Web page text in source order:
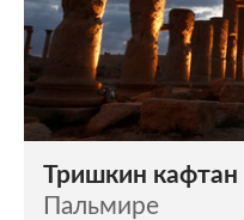
Тришкин кафтан
Пальмире